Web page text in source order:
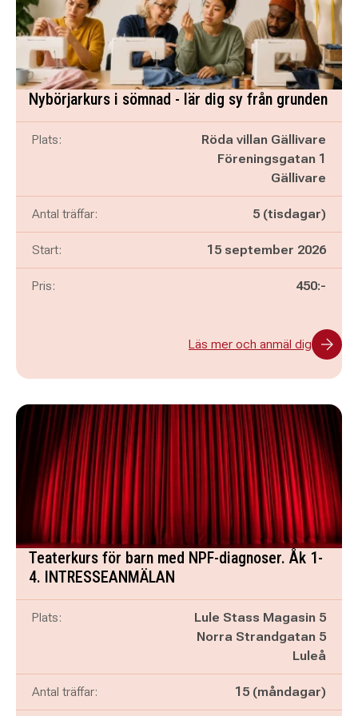
Nybörjarkurs i sömnad - lär dig sy från grunden
Plats:
Röda villan Gällivare
Föreningsgatan 1
Gällivare
Antal träffar: 5 (tisdagar)
Start: 15 september 2026
Pris: 450:-
Läs mer och anmäl dig
Teaterkurs för barn med NPF-diagnoser. Åk 1-
4. INTRESSEANMÄLAN
Plats:
Lule Stass Magasin 5
Norra Strandgatan 5
Luleå
Antal träffar: 15 (måndagar)